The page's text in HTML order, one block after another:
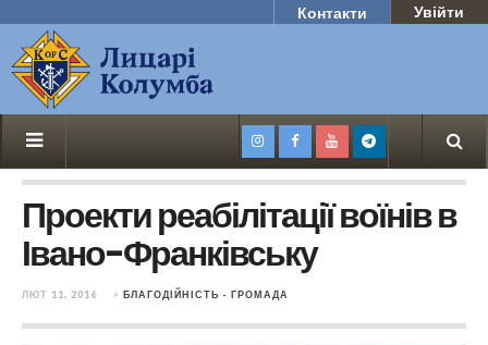
Контакти Увійти
Проекти реабілітації воїнів в
Івано-Франківську
ЛЮТ 11, 2016 > БЛАГОДІЙНІСТЬ - ГРОМАДА